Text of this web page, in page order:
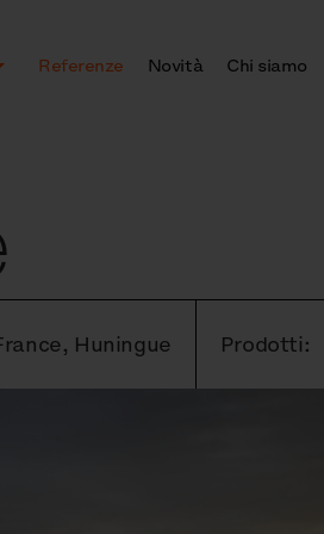
Referenze Novità Chi siamo
Huningue Prodotti: